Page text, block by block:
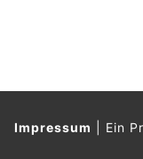
Impressum Ein